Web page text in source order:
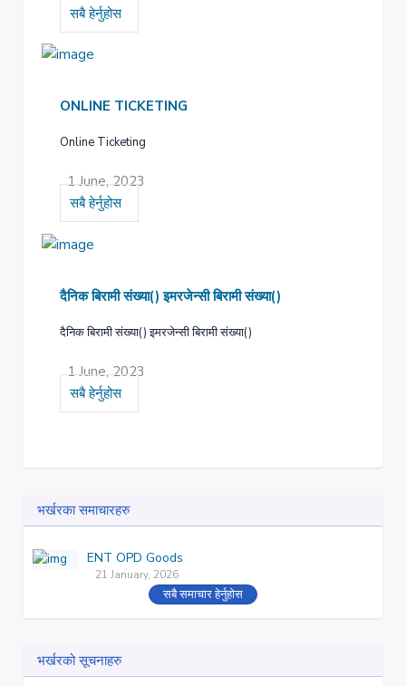
सबै हेर्नुहोस
ONLINE TICKETING
Online Ticketing
1 June, 2023
सबै हेर्नुहोस
दैनिक बिरामी संख्या() इमरजेन्सी बिरामी संख्या()
दैनिक बिरामी संख्या() इमरजेन्सी बिरामी संख्या()
1 June, 2023
सबै हेर्नुहोस
भर्खरका समाचारहरु
ENT OPD Goods
21 January, 2026
सबै समाचार हेर्नुहोस
भर्खरको सूचनाहरु